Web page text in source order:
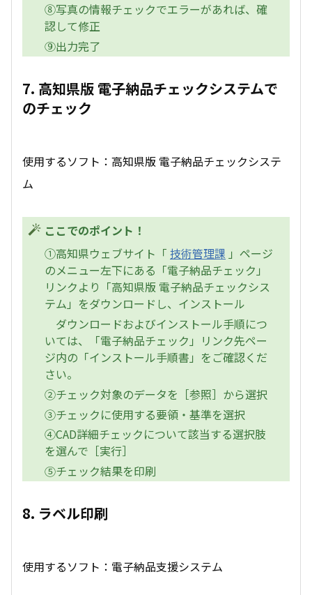
⑧写真の情報チェックでエラーがあれば、確
認して修正
⑨出力完了
7. 高知県版 電子納品チェックシステムで
のチェック
使用するソフト：高知県版 電子納品チェックシステ
ム
ここでのポイント！
①高知県ウェブサイト「 技術管理課 」ページ
のメニュー左下にある「電子納品チェック」
リンクより「高知県版 電子納品チェックシス
テム」をダウンロードし、インストール
ダウンロードおよびインストール手順につ
いては、「電子納品チェック」リンク先ペー
ジ内の「インストール手順書」をご確認くだ
さい。
②チェック対象のデータを［参照］から選択
③チェックに使用する要領・基準を選択
④CAD詳細チェックについて該当する選択肢
を選んで［実行］
⑤チェック結果を印刷
8. ラベル印刷
使用するソフト：電子納品支援システム